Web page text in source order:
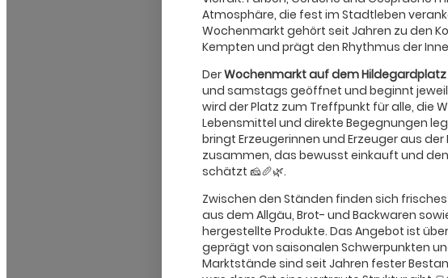
Atmosphäre, die fest im Stadtleben
Wochenmarkt gehört seit Jahren zu den
Kempten und prägt den Rhythmus der
DerWochenmarkt auf dem Hildegardplatz
und samstags geöffnet und beginnt jeweils
wird der Platz zum Treffpunkt für alle, die
Lebensmittel und direkte Begegnungen
bringt Erzeugerinnen und Erzeuger aus
zusammen, das bewusst einkauft und
schätzt 🧀🥖🌿.
Zwischen den Ständen finden sich
aus dem Allgäu, Brot- und Backwaren
hergestellte Produkte. Das Angebot ist
geprägt von saisonalen Schwerpunkten
Marktstände sind seit Jahren fester